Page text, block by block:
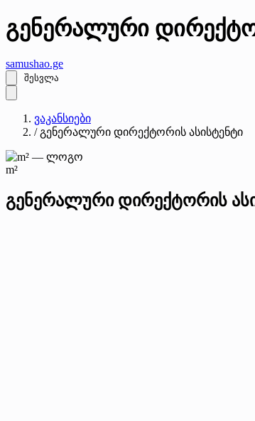
გენერალური
samushao.ge
შესვლა
ვაკანსიები
/ გენერალური დირექტორის ასისტენტი
m²
გენერალური დირექტორის